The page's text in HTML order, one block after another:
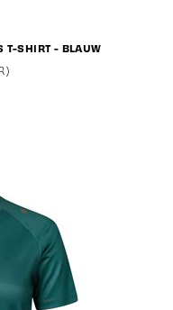
T-SHIRT - BLAUW